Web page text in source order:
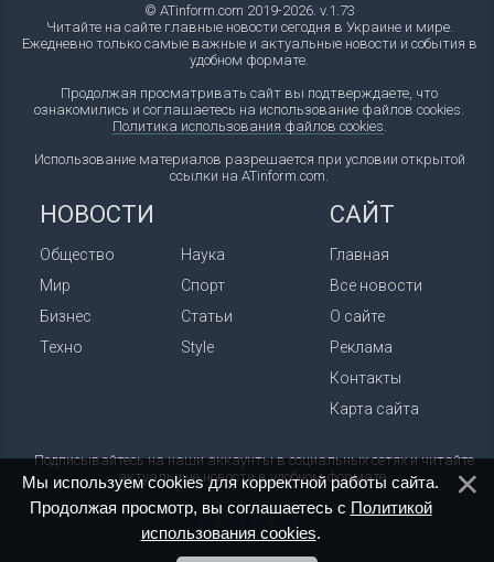
© ATinform.com 2019-2026. v.1.73
Читайте на сайте главные новости сегодня в Украине и мире.
Ежедневно только самые важные и актуальные новости и события в
удобном формате.
Продолжая просматривать сайт вы подтверждаете, что
ознакомились и соглашаетесь на использование файлов cookies.
Политика использования файлов cookies
Использование материалов разрешается при условии открытой
ссылки на ATinform.com.
НОВОСТИ
Общество
Мир
Бизнес
Техно
Наука
Спорт
Статьи
Style
САЙТ
Главная
Все новости
О сайте
Реклама
Контакты
Карта сайта
Подписывайтесь на наши аккаунты в социальных сетях и читайте
актуальные новости в удобном формате.
Мы используем cookies для корректной работы сайта.
Продолжая просмотр, вы соглашаетесь с Политикой
использования cookies.